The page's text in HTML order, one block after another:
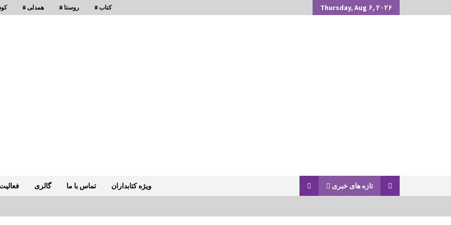
# # همدلی # روستا # کتاب Thursday, Aug ۶, ۲۰۲۶
گالری تماس با ما ویژه کتابداران تازه های خبری